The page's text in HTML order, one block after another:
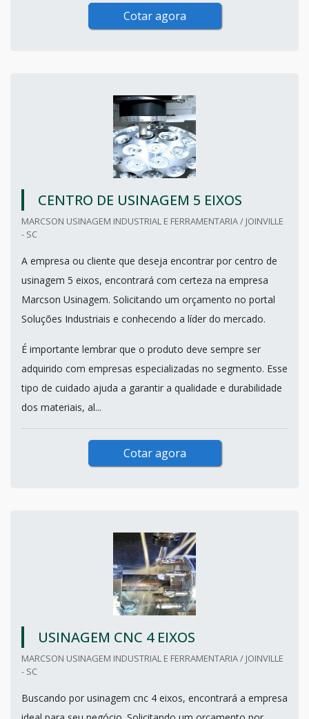
Cotar agora
CENTRO DE USINAGEM 5 EIXOS
MARCSON USINAGEM INDUSTRIAL E FERRAMENTARIA / JOINVILLE
- SC
A empresa ou cliente que deseja encontrar por centro de
usinagem 5 eixos, encontrará com certeza na empresa
Marcson Usinagem. Solicitando um orçamento no portal
Soluções Industriais e conhecendo a líder do mercado.
É importante lembrar que o produto deve sempre ser
adquirido com empresas especializadas no segmento. Esse
tipo de cuidado ajuda a garantir a qualidade e durabilidade
dos materiais, al...
Cotar agora
USINAGEM CNC 4 EIXOS
MARCSON USINAGEM INDUSTRIAL E FERRAMENTARIA / JOINVILLE
- SC
Buscando por usinagem cnc 4 eixos, encontrará a empresa